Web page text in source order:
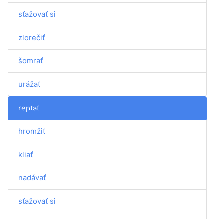
sťažovať si
zlorečiť
šomrať
urážať
reptať
hromžiť
kliať
nadávať
sťažovať si